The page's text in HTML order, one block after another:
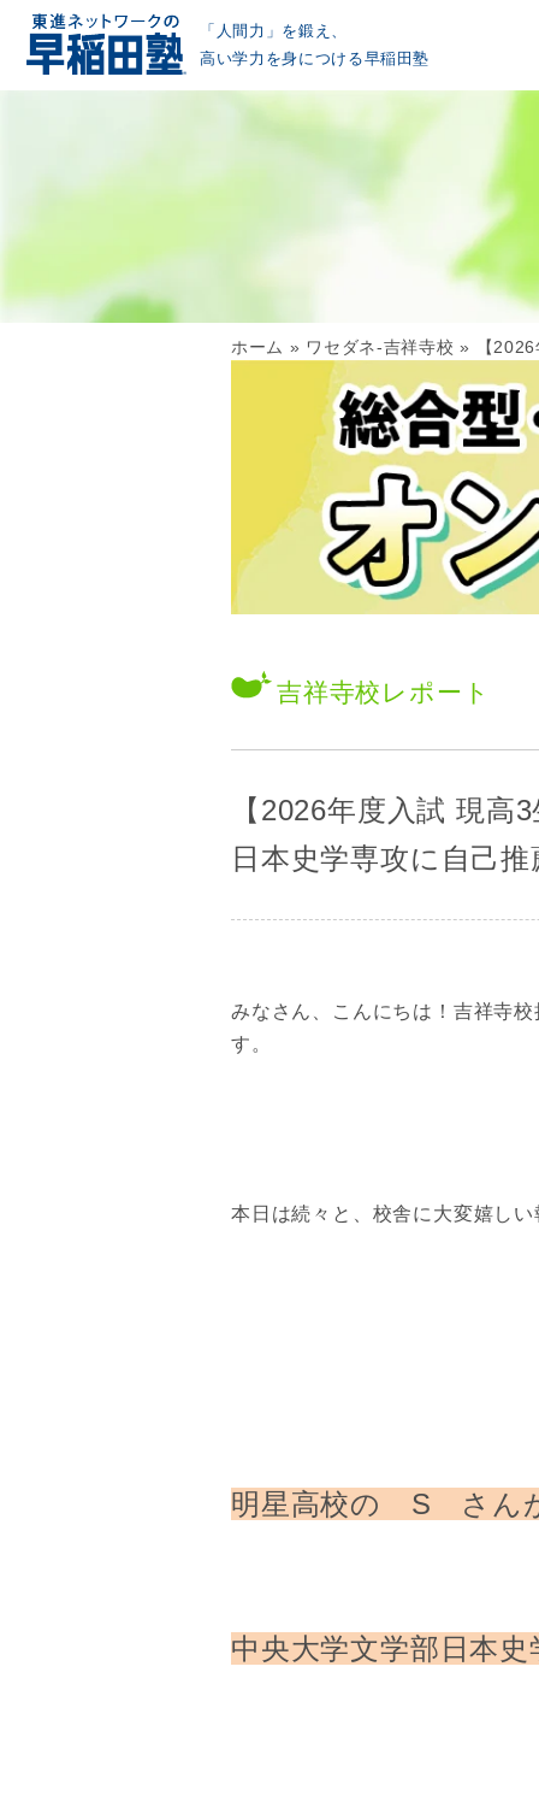
「人間力」を鍛え、
高い学力を身につける早稲田塾
ホーム » ワセダネ-吉祥寺校 » 【
吉祥寺校 レポート
【2026年度入試 現高
日本史学専攻に自己
みなさん、こんにちは！吉祥寺
す。
本日は続々と、校舎に大変嬉し
明星高校の S さん
中央大学文学部日本